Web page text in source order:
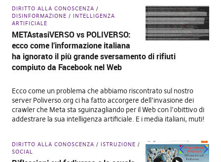
DIRITTO ALLA CONOSCENZA
DISINFORMAZIONE
INTELLIGENZA
ARTIFICIALE
METAstasiVERSO vs POLIVERSO:
ecco come l’informazione italiana
ha ignorato il più grande sversamento di rifiuti
compiuto da Facebook nel Web
Ecco come un problema che abbiamo riscontrato sul nostro
server Poliverso.org ci ha fatto accorgere dell’invasione dei
crawler che Meta sta sguinzagliando per il Web con l’obittivo di
addestrare la sua intelligenza artificiale. E i media italiani, muti!
DIRITTO ALLA CONOSCENZA
ISTRUZIONE
SOCIAL